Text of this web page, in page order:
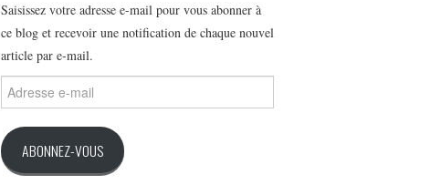
Saisissez votre adresse e-mail pour vous abonner à
ce blog et recevoir une notification de chaque nouvel
article par e-mail.
Adresse
e-
ABONNEZ-VOUS